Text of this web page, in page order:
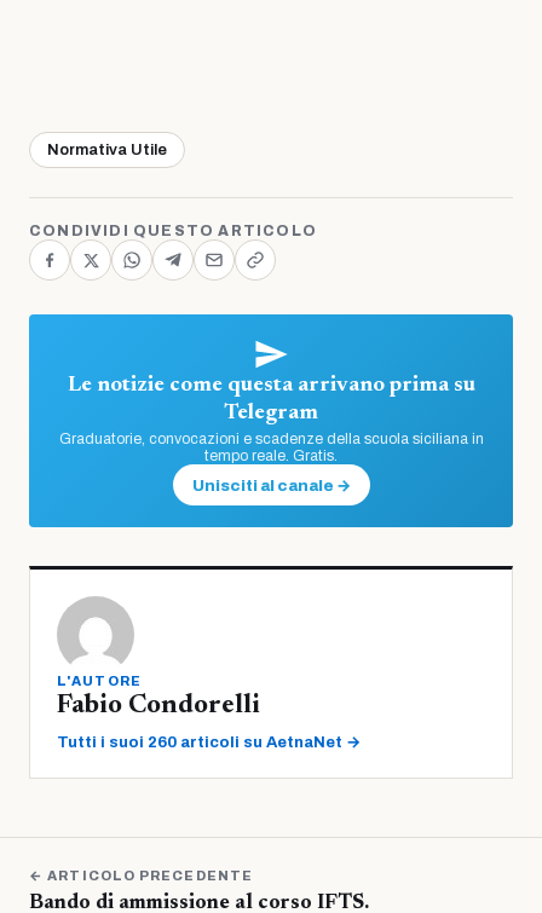
Normativa Utile
CONDIVIDI QUESTO ARTICOLO
Le notizie come questa arrivano prima su
Telegram
Graduatorie, convocazioni e scadenze della scuola siciliana in
tempo reale. Gratis.
Unisciti al canale →
L'AUTORE
Fabio Condorelli
Tutti i suoi 260 articoli su AetnaNet →
← ARTICOLO PRECEDENTE
Bando di ammissione al corso IFTS.